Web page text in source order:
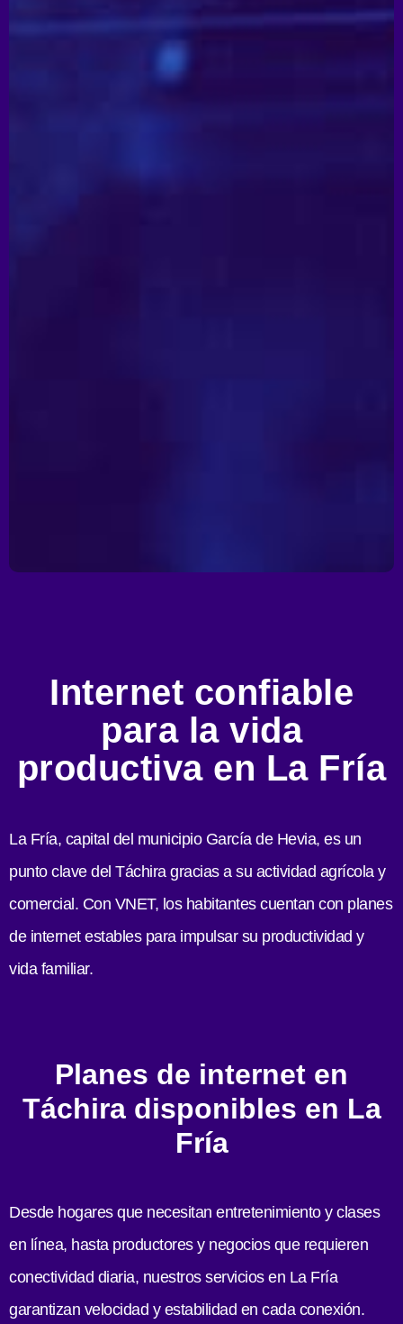
Internet confiable
para la vida
productiva en La Fría
La Fría, capital del municipio García de Hevia, es un
punto clave del Táchira gracias a su actividad agrícola y
comercial. Con VNET, los habitantes cuentan con planes
de internet estables para impulsar su productividad y
vida familiar.
Planes de internet en
Táchira disponibles en La
Fría
Desde hogares que necesitan entretenimiento y clases
en línea, hasta productores y negocios que requieren
conectividad diaria, nuestros servicios en La Fría
garantizan velocidad y estabilidad en cada conexión.